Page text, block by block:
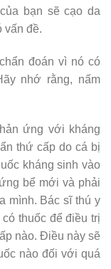
bạn sẽ cạo da
vấn đề.
đoán vì nó có
nhớ rằng, nấm
ứng với kháng
thứ cấp do cá bị
kháng sinh vào
bể mới và phải
mình. Bác sĩ thú y
thuốc để điều trị
nào. Điều này sẽ
nào đối với quá